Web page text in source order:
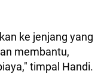
ke jenjang yang
membantu,
timpal Handi.